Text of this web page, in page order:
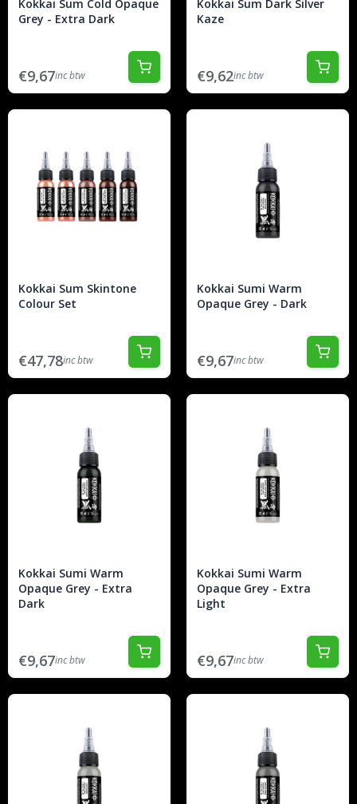
Kokkai Sum Cold Opaque
Grey - Extra Dark
€9,67inc btw
Kokkai Sum Dark Silver
Kaze
€9,62inc btw
Kokkai Sum Skintone
Colour Set
€47,78inc btw
Kokkai Sumi Warm
Opaque Grey - Dark
€9,67inc btw
Kokkai Sumi Warm
Opaque Grey - Extra
Dark
€9,67inc btw
Kokkai Sumi Warm
Opaque Grey - Extra
Light
€9,67inc btw